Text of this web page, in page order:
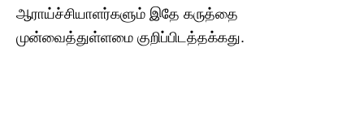
ஆராய்ச்சியாளர்களும் இதே கருத்தை
முன்வைத்துள்ளமை குறிப்பிடத்தக்கது.